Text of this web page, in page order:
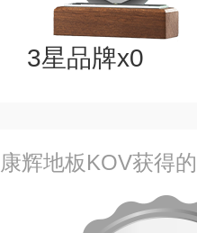
3星品牌x0
康辉地板KOV获得